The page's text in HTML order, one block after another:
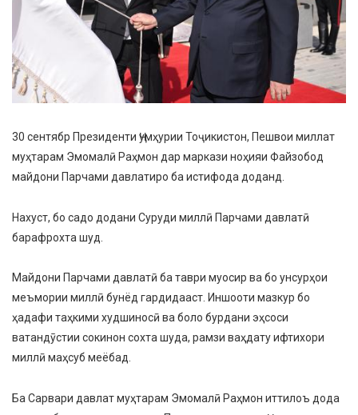
30 сентябр Президенти Ҷумҳурии Тоҷикистон, Пешвои миллат
муҳтарам Эмомалӣ Раҳмон дар маркази ноҳияи Файзобод
майдони Парчами давлатиро ба истифода доданд.
Нахуст, бо садо додани Суруди миллӣ Парчами давлатӣ
барафрохта шуд.
Майдони Парчами давлатӣ ба таври муосир ва бо унсурҳои
меъмории миллӣ бунёд гардидааст. Иншооти мазкур бо
ҳадафи таҳкими худшиносӣ ва боло бурдани эҳсоси
ватандӯстии сокинон сохта шуда, рамзи ваҳдату ифтихори
миллӣ маҳсуб меёбад.
Ба Сарвари давлат муҳтарам Эмомалӣ Раҳмон иттилоъ дода